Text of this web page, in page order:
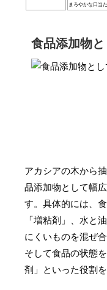
まろやかな口当
食品添加物
アカシアの木から
品添加物として幅
す。具体的には、
「増粘剤」、水と
にくいものを混ぜ
そして食品の状態
剤」といった役割を